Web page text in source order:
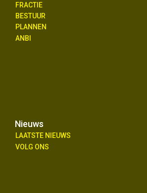
FRACTIE
BESTUUR
PLANNEN
ANBI
Nieuws
LAATSTE NIEUWS
VOLG ONS